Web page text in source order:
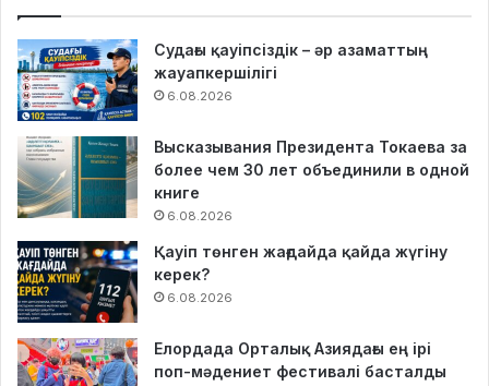
Судағы қауіпсіздік – әр азаматтың
жауапкершілігі
6.08.2026
Высказывания Президента Токаева за
более чем 30 лет объединили в одной
книге
6.08.2026
Қауіп төнген жағдайда қайда жүгіну
керек?
6.08.2026
Елордада Орталық Азиядағы ең ірі
поп-мәдениет фестивалі басталды